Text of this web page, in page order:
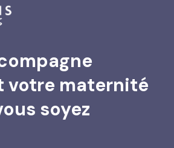
votre maternité
soyez